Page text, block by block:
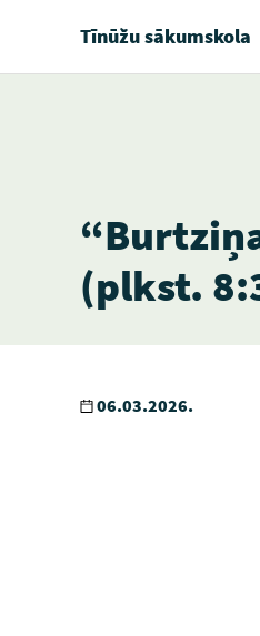
Tīnūžu sākumskola
(plkst.
06.03.2026.